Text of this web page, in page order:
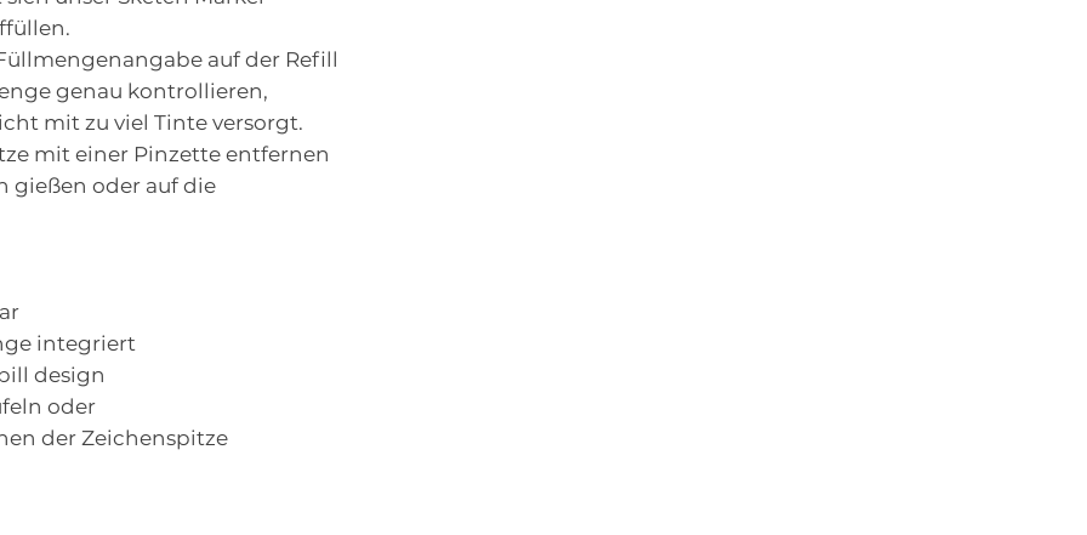
auf der Refill
genau kontrollieren,
mit zu viel Tinte versorgt.
mit einer Pinzette entfernen
gießen oder auf die
integriert
design
oder
der Zeichenspitze